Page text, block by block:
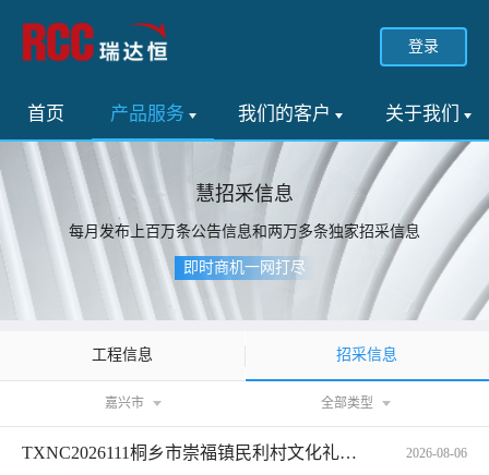
登录
首页 产品服务 我们的客户 关于我们
慧招采信息
每月发布上百万条公告信息和两万多条独家招采信息
即时商机一网打尽
工程信息 招采信息
嘉兴市 全部类型
TXNC2026111桐乡市崇福镇民利村文化礼堂房屋租赁项目交易公告 2026-08-06